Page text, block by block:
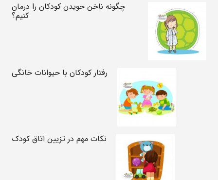
چگونه ناخن جویدن کودکان را درمان
کنیم؟
رفتار کودکان با حیوانات خانگی
نکات مهم در تزیین اتاق کودک